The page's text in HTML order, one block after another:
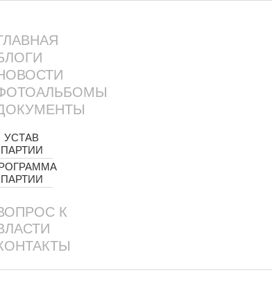
УСТАВ
ПАРТИИ
ПАРТИИ
К